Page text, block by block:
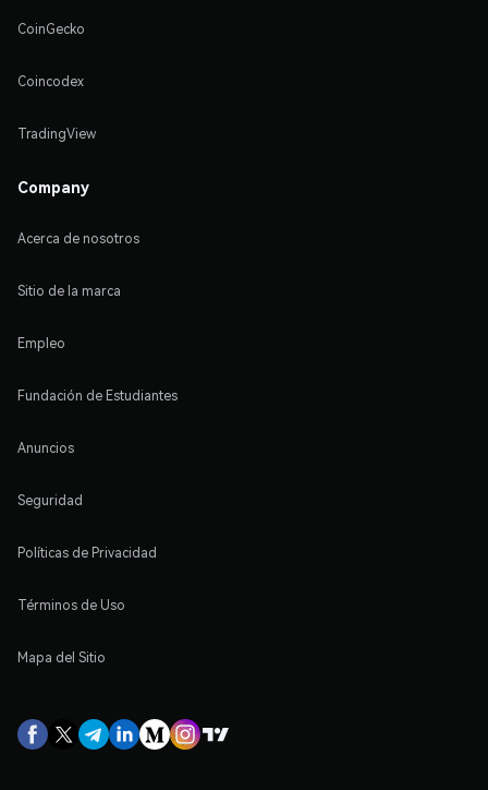
CoinGecko
Coincodex
TradingView
Company
Acerca de nosotros
Sitio de la marca
Empleo
Fundación de Estudiantes
Anuncios
Seguridad
Políticas de Privacidad
Términos de Uso
Mapa del Sitio